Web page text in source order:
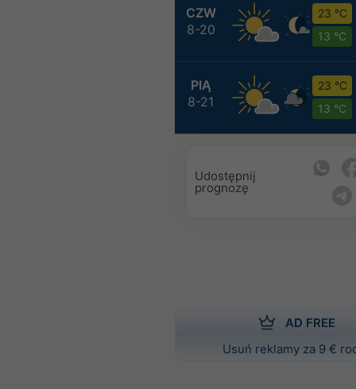
CZW
8-20
23 °C
13 °C
PIĄ
8-21
23 °C
13 °C
Udostępnij
prognozę
AD FREE
Usuń reklamy za 9 €